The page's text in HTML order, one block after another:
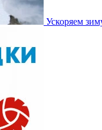
Ускоряем